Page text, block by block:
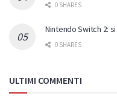
0 SHARES
Nintendo Switch 2:
0 SHARES
ULTIMI COMMENTI